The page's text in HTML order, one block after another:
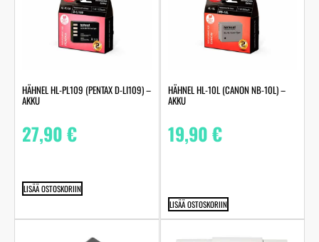
HÄHNEL HL-PL109 (PENTAX D-LI109) –
AKKU
27,90€
LISÄÄ OSTOSKORIIN
HÄHNEL HL-10L (CANON NB-10L) –
AKKU
19,90€
LISÄÄ OSTOSKORIIN